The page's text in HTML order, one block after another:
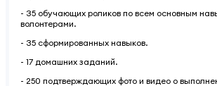
- 35 обучающих роликов по всем основным
волонтерами.
- 35 сформированных навыков.
- 17 домашних заданий.
- 250 подтверждающих фото и видео о